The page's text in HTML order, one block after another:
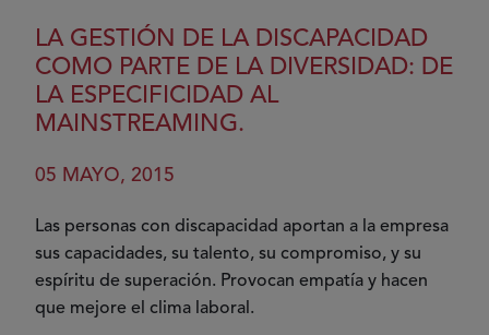
años
de
talento
y
capacidad
LA GESTIÓN DE LA DISCAPACIDAD
COMO PARTE DE LA DIVERSIDAD: DE
LA ESPECIFICIDAD AL
MAINSTREAMING.
05 MAYO, 2015
Las personas con discapacidad aportan a la empresa
sus capacidades, su talento, su compromiso, y su
espíritu de superación. Provocan empatía y hacen
que mejore el clima laboral.